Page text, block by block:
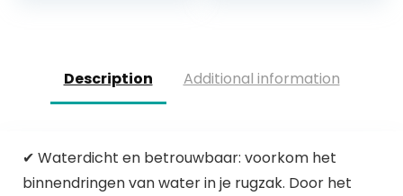
Wandelen Outdoor
Heuptas Riem
Holster Telefoon
Reizen Wandelen
Description Additional information
✔ Waterdicht en betrouwbaar: voorkom het
binnendringen van water in je rugzak. Door het